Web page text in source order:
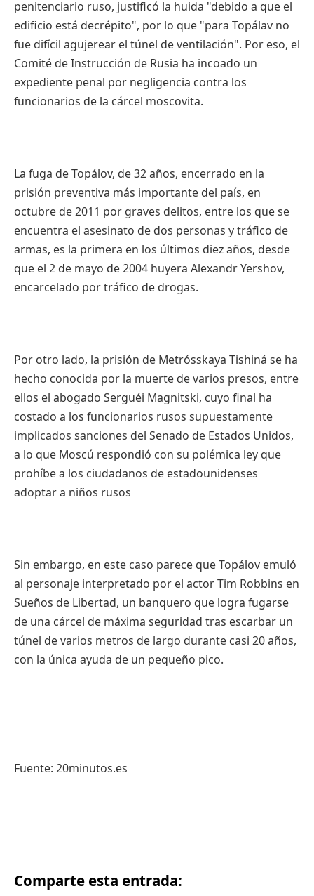
penitenciario ruso, justificó la huida "debido a que el
edificio está decrépito", por lo que "para Topálav no
fue difícil agujerear el túnel de ventilación". Por eso, el
Comité de Instrucción de Rusia ha incoado un
expediente penal por negligencia contra los
funcionarios de la cárcel moscovita.
La fuga de Topálov, de 32 años, encerrado en la
prisión preventiva más importante del país, en
octubre de 2011 por graves delitos, entre los que se
encuentra el asesinato de dos personas y tráfico de
armas, es la primera en los últimos diez años, desde
que el 2 de mayo de 2004 huyera Alexandr Yershov,
encarcelado por tráfico de drogas.
Por otro lado, la prisión de Metrósskaya Tishiná se ha
hecho conocida por la muerte de varios presos, entre
ellos el abogado Serguéi Magnitski, cuyo final ha
costado a los funcionarios rusos supuestamente
implicados sanciones del Senado de Estados Unidos,
a lo que Moscú respondió con su polémica ley que
prohíbe a los ciudadanos de estadounidenses
adoptar a niños rusos
Sin embargo, en este caso parece que Topálov emuló
al personaje interpretado por el actor Tim Robbins en
Sueños de Libertad, un banquero que logra fugarse
de una cárcel de máxima seguridad tras escarbar un
túnel de varios metros de largo durante casi 20 años,
con la única ayuda de un pequeño pico.
Fuente: 20minutos.es
Comparte esta entrada: